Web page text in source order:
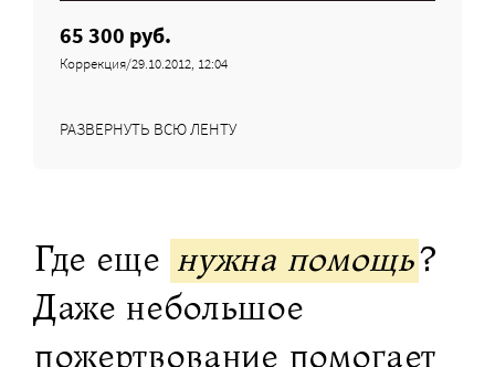
65 300 руб.
Коррекция/29.10.2012, 12:04
РАЗВЕРНУТЬ ВСЮ ЛЕНТУ
Где еще нужна помощь?
Даже небольшое
пожертвование помогает